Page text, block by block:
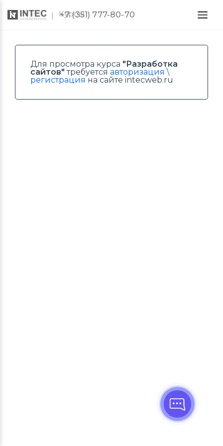
Курсы
+7 (351) 777-80-70
Для просмотра курса "Разработка
сайтов" требуется авторизация \
регистрация на сайте intecweb.ru